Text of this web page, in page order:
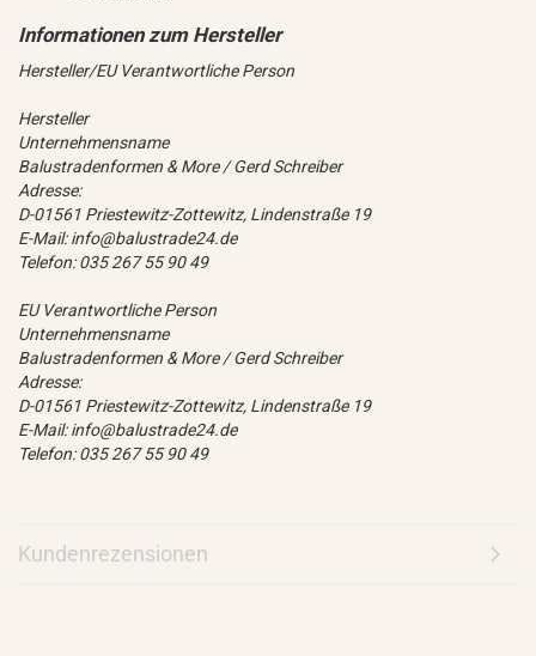
Hersteller/EU Verantwortliche Person
Hersteller
Unternehmensname
Balustradenformen & More / Gerd Schreiber
Adresse:
D-01561 Priestewitz-Zottewitz, Lindenstraße 19
E-Mail: info@balustrade24.de
Telefon: 035 267 55 90 49
EU Verantwortliche Person
Unternehmensname
Balustradenformen & More / Gerd Schreiber
Adresse:
D-01561 Priestewitz-Zottewitz, Lindenstraße 19
E-Mail: info@balustrade24.de
Telefon: 035 267 55 90 49
Kundenrezensionen